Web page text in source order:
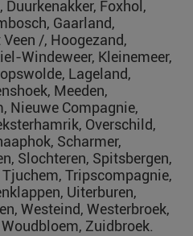
Duurkenakker, Foxhol,
Gaarland,
/, Hoogezand,
Windeweer, Kleinemeer,
Lageland,
Meeden,
Nieuwe Compagnie,
Overschild,
Scharmer,
Slochteren, Spitsbergen,
Tripscompagnie,
Uiterburen,
Westeind, Westerbroek,
Zuidbroek.